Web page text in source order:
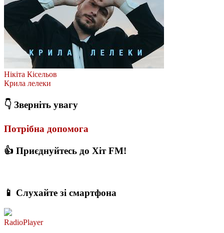
Нікіта Кісельов
Крила лелеки
👇 Зверніть увагу
Потрібна допомога
👍 Приєднуйтесь до Хіт FM!
📱 Слухайте зі смартфона
RadioPlayer